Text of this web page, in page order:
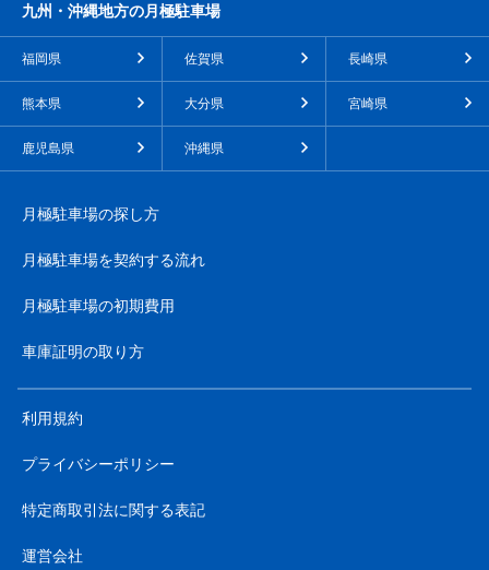
九州・沖縄地方の月極駐車場
福岡県 佐賀県 長崎県
熊本県 大分県 宮崎県
鹿児島県 沖縄県
月極駐車場の探し方
月極駐車場を契約する流れ
月極駐車場の初期費用
車庫証明の取り方
利用規約
プライバシーポリシー
特定商取引法に関する表記
運営会社